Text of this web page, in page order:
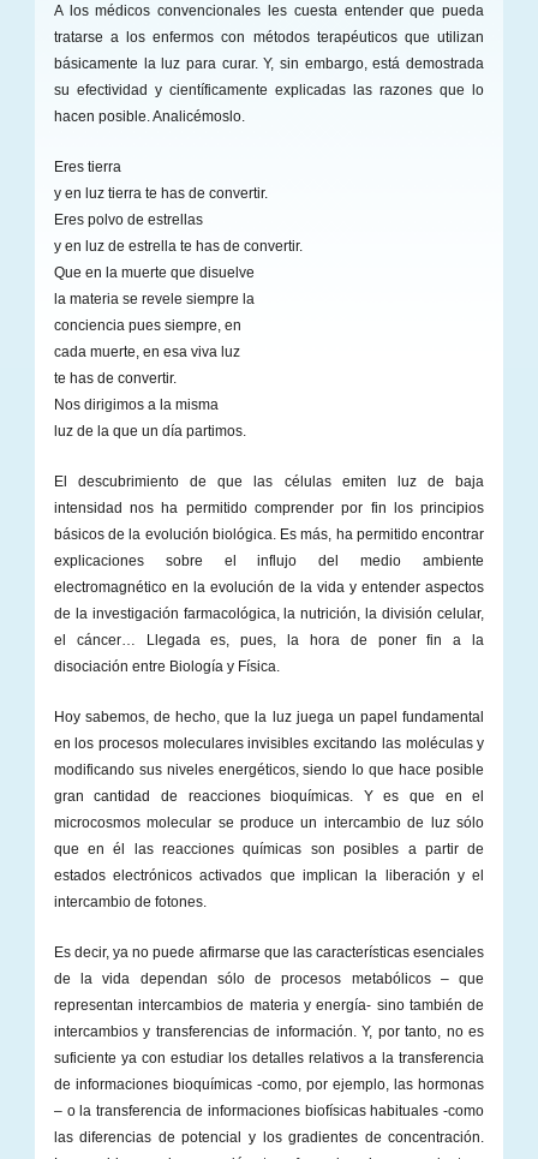
A los médicos convencionales les cuesta entender que pueda
tratarse a los enfermos con métodos terapéuticos que utilizan
básicamente la luz para curar. Y, sin embargo, está demostrada
su efectividad y científicamente explicadas las razones que lo
hacen posible. Analicémoslo.
Eres tierra
y en luz tierra te has de convertir.
Eres polvo de estrellas
y en luz de estrella te has de convertir.
Que en la muerte que disuelve
la materia se revele siempre la
conciencia pues siempre, en
cada muerte, en esa viva luz
te has de convertir.
Nos dirigimos a la misma
luz de la que un día partimos.
El descubrimiento de que las células emiten luz de baja
intensidad nos ha permitido comprender por fin los principios
básicos de la evolución biológica. Es más, ha permitido encontrar
explicaciones sobre el influjo del medio ambiente
electromagnético en la evolución de la vida y entender aspectos
de la investigación farmacológica, la nutrición, la división celular,
el cáncer… Llegada es, pues, la hora de poner fin a la
disociación entre Biología y Física.
Hoy sabemos, de hecho, que la luz juega un papel fundamental
en los procesos moleculares invisibles excitando las moléculas y
modificando sus niveles energéticos, siendo lo que hace posible
gran cantidad de reacciones bioquímicas. Y es que en el
microcosmos molecular se produce un intercambio de luz sólo
que en él las reacciones químicas son posibles a partir de
estados electrónicos activados que implican la liberación y el
intercambio de fotones.
Es decir, ya no puede afirmarse que las características esenciales
de la vida dependan sólo de procesos metabólicos – que
representan intercambios de materia y energía- sino también de
intercambios y transferencias de información. Y, por tanto, no es
suficiente ya con estudiar los detalles relativos a la transferencia
de informaciones bioquímicas -como, por ejemplo, las hormonas
– o la transferencia de informaciones biofísicas habituales -como
las diferencias de potencial y los gradientes de concentración.